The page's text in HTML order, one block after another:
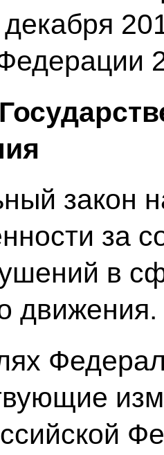
закон
за
в
движения.